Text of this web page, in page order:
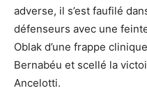
adverse, il s’est faufilé
défenseurs avec une
Oblak d’une frappe
Bernabéu et scellé la
Ancelotti.